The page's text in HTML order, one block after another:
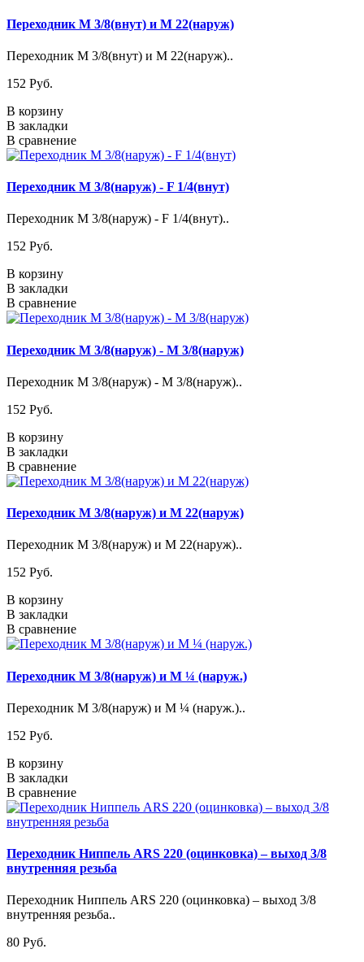
Переходник М 3/8(внут) и М 22(наруж)
Переходник М 3/8(внут) и М 22(наруж)..
152 Pуб.
В корзину
В закладки
В сравнение
Переходник М 3/8(наруж) - F 1/4(внут)
Переходник М 3/8(наруж) - F 1/4(внут)..
152 Pуб.
В корзину
В закладки
В сравнение
Переходник М 3/8(наруж) - М 3/8(наруж)
Переходник М 3/8(наруж) - М 3/8(наруж)..
152 Pуб.
В корзину
В закладки
В сравнение
Переходник М 3/8(наруж) и М 22(наруж)
Переходник М 3/8(наруж) и М 22(наруж)..
152 Pуб.
В корзину
В закладки
В сравнение
Переходник М 3/8(наруж) и М ¼ (наруж.)
Переходник М 3/8(наруж) и М ¼ (наруж.)..
152 Pуб.
В корзину
В закладки
В сравнение
Переходник Ниппель ARS 220 (оцинковка) – выход 3/8
внутренняя резьба
Переходник Ниппель ARS 220 (оцинковка) – выход 3/8
внутренняя резьба..
80 Pуб.